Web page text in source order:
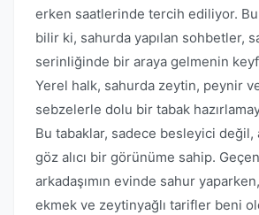
erken saatlerinde tercih ediliyor.
bilir ki, sahurda yapılan sohbetler,
serinliğinde bir araya gelmenin
Yerel halk, sahurda zeytin, peynir
sebzelerle dolu bir tabak
Bu tabaklar, sadece besleyici değil,
göz alıcı bir görünüme sahip.
arkadaşımın evinde sahur yaparken,
ekmek ve zeytinyağlı tarifler beni